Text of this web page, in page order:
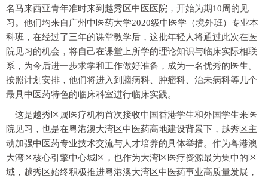
名马来西亚青年准时来到越秀区中医医院，开始为期10周的见
习。他们均来自广州中医药大学2020级中医学（境外班）专业本
科班，在经过了三年的课堂教学后，这批年轻人将通过此次在医
院见习的机会，将自己在课堂上所学的理论知识与临床实际相联
系，为今后进一步求学和工作做好准备，成为一名优秀的医生。
按照计划安排，他们将进入到脑病科、肿瘤科、治未病科等几个
最具中医药特色的临床科室进行临床实践。
这是越秀区属医疗机构首次接收中国香港学生和外国学生来医
院见习，也是在粤港澳大湾区中医药高地建设背景下，越秀区主
动加强中医药专业技术交流与人才培养的具体举措。作为粤港澳
大湾区核心引擎中心城区，也作为大湾区医疗资源最为集中的区
域，越秀区始终积极推进粤港澳大湾区中医药事业高质量发展，